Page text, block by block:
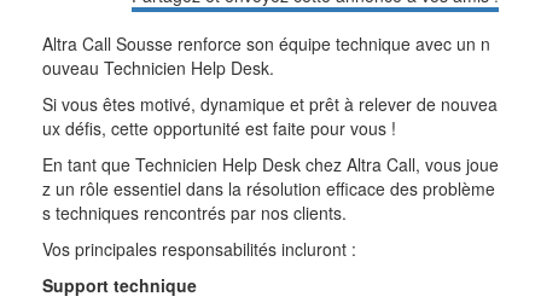
Altra Call Sousse renforce son équipe technique avec un n
ouveau Technicien Help Desk.
Si vous êtes motivé, dynamique et prêt à relever de nouvea
ux défis, cette opportunité est faite pour vous !
En tant que Technicien Help Desk chez Altra Call, vous joue
z un rôle essentiel dans la résolution efficace des problème
s techniques rencontrés par nos clients.
Vos principales responsabilités incluront :
Support technique